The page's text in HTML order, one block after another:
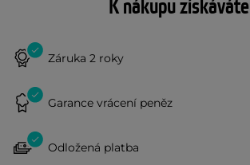
K nákupu získáváte
Záruka 2 roky
Garance vrácení peněz
Odložená platba